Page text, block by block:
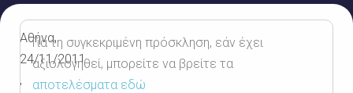
Αθήνα,
24/11/2011
,
Για τη συγκεκριμένη πρόσκληση, εάν έχει
αξιολογηθεί, μπορείτε να βρείτε τα
αποτελέσματα εδώ